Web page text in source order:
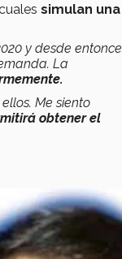
simulan una
y desde
La
Me siento
obtener el